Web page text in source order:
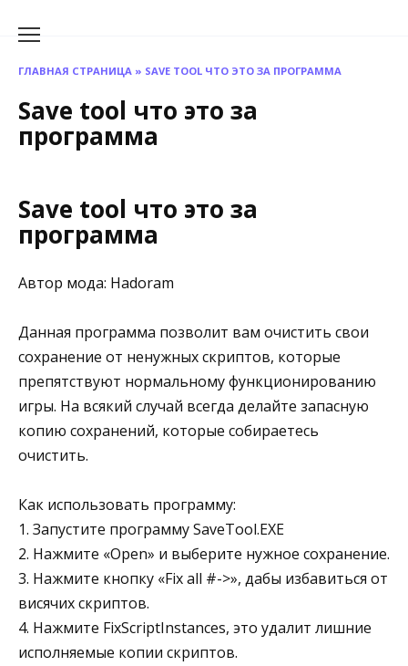
ГЛАВНАЯ СТРАНИЦА » SAVE TOOL ЧТО ЭТО ЗА ПРОГРАММА
Save tool что это за
программа
Save tool что это за
программа
Автор мода: Hadoram
Данная программа позволит вам очистить свои
сохранение от ненужных скриптов, которые
препятствуют нормальному функционированию
игры. На всякий случай всегда делайте запасную
копию сохранений, которые собираетесь
очистить.
Как использовать программу:
1. Запустите программу SaveTool.EXE
2. Нажмите «Open» и выберите нужное сохранение.
3. Нажмите кнопку «Fix all #->», дабы избавиться от
висячих скриптов.
4. Нажмите FixScriptInstances, это удалит лишние
исполняемые копии скриптов.